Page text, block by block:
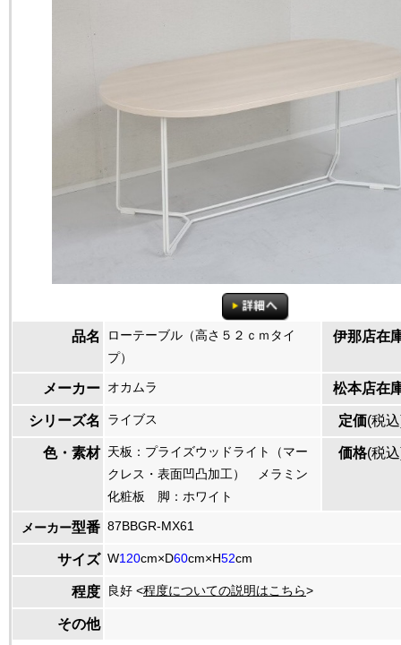
品名
ローテーブル（高さ５２ｃｍタイ
プ）
伊那店在
メーカー オカムラ 松本店在
シリーズ名 ライブス 定価(税
色・素材 天板：プライズウッドライト（マー
クレス・表面凹凸加工） メラミン
化粧板 脚：ホワイト
価格(税
メーカー型番 87BBGR-MX61
サイズ W120cm×D60cm×H52cm
程度 良好 <程度についての説明はこちら>
その他